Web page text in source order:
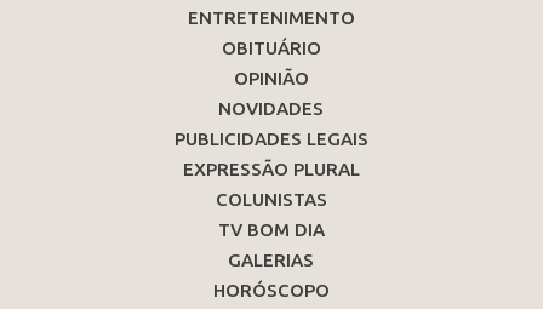
ENTRETENIMENTO
OBITUÁRIO
OPINIÃO
NOVIDADES
PUBLICIDADES LEGAIS
EXPRESSÃO PLURAL
COLUNISTAS
TV BOM DIA
GALERIAS
HORÓSCOPO